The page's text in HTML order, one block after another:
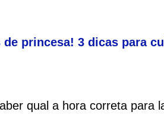
de princesa! 3 dicas para
qual a hora correta para